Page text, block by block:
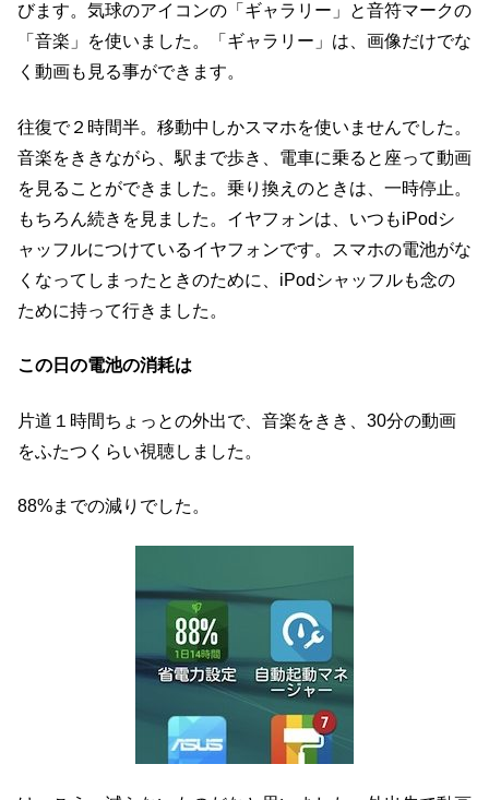
びます。気球のアイコンの「ギャラリー」と音符マークの
「音楽」を使いました。「ギャラリー」は、画像だけでな
く動画も見る事ができます。
往復で２時間半。移動中しかスマホを使いませんでした。
音楽をききながら、駅まで歩き、電車に乗ると座って動画
を見ることができました。乗り換えのときは、一時停止。
もちろん続きを見ました。イヤフォンは、いつもiPodシ
ャッフルにつけているイヤフォンです。スマホの電池がな
くなってしまったときのために、iPodシャッフルも念の
ために持って行きました。
この日の電池の消耗は
片道１時間ちょっとの外出で、音楽をきき、30分の動画
をふたつくらい視聴しました。
88%までの減りでした。